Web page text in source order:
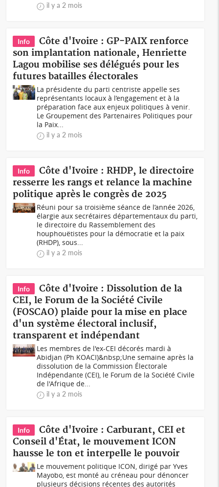
il y a 2 mois
Info
Côte d'Ivoire : GP-PAIX renforce
son implantation nationale, Henriette
Lagou mobilise ses délégués pour les
futures batailles électorales
La présidente du parti centriste appelle ses
représentants locaux à l’engagement et à la
préparation face aux enjeux politiques à venir.
Le Groupement des Partenaires Politiques pour
la Paix...
il y a 2 mois
Info
Côte d'Ivoire : RHDP, le directoire
resserre les rangs et relance la machine
politique après le congrès de 2025
Réuni pour sa troisième séance de l’année 2026,
élargie aux secrétaires départementaux du parti,
le directoire du Rassemblement des
houphouëtistes pour la démocratie et la paix
(RHDP), sous...
il y a 2 mois
Info
Côte d'Ivoire : Dissolution de la
CEI, le Forum de la Société Civile
(FOSCAO) plaide pour la mise en place
d'un système électoral inclusif,
transparent et indépendant
Les membres de l'ex-CEI décorés mardi à
Abidjan (Ph KOACI)&nbsp;Une semaine après la
dissolution de la Commission Électorale
Indépendante (CEI), le Forum de la Société Civile
de l'Afrique de...
il y a 2 mois
Info
Côte d'Ivoire : Carburant, CEI et
Conseil d'État, le mouvement ICON
hausse le ton et interpelle le pouvoir
Le mouvement politique ICON, dirigé par Yves
Mayobo, est monté au créneau pour dénoncer
plusieurs décisions récentes des autorités